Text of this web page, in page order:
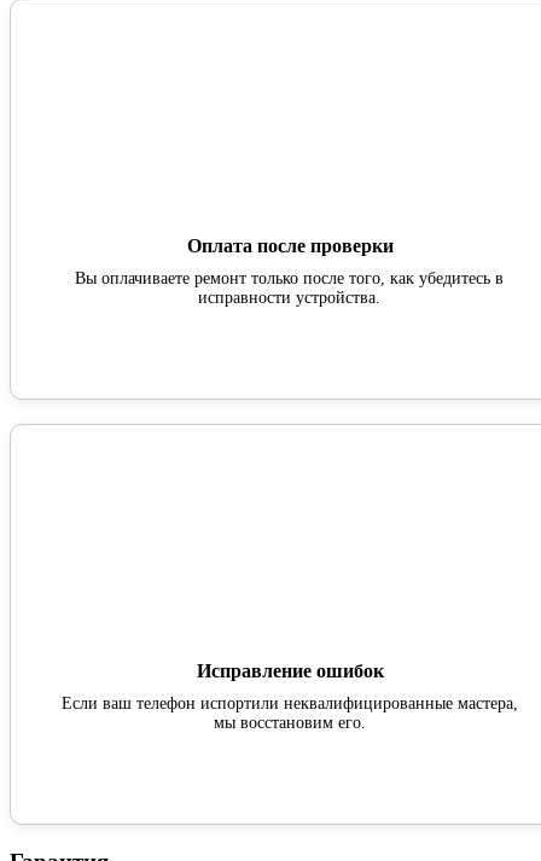
Оплата после проверки
Вы оплачиваете ремонт только после того, как убедитесь в
исправности устройства.
Исправление ошибок
Если ваш телефон испортили неквалифицированные мастера,
мы восстановим его.